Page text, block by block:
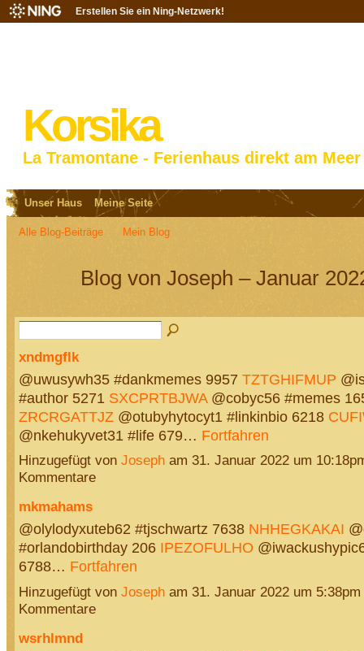
Erstellen Sie ein Ning-Netzwerk!
Korsika
La Tramontane - Ferienhaus direkt am Meer
Unser Haus Meine Seite
Alle Blog-Beiträge Mein Blog
Blog von Joseph – Januar
xndmgflk
@uwusywh35 #dankmemes 9957 TZTGHIFMUP
#author 5271 SXCPRTBJWA@cobyc56 #memes
ZRCRGATTJZ@otubyhytocyt1 #linkinbio 6218
@nkehukyvet31 #life 679… Fortfahren
Hinzugefügt von Josepham 31. Januar 2022 um
Kommentare
mkmahams
@olylodyxuteb62 #tjschwartz 7638 NHHEGKAKAI
#orlandobirthday 206 IPEZOFULHO
6788… Fortfahren
Hinzugefügt von Josepham 31. Januar 2022 um
Kommentare
wsrhlmnd